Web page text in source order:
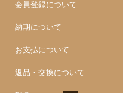
会員登録について
納期について
お支払について
返品・交換について